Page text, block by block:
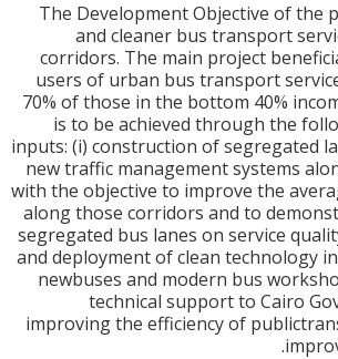
The Development Objective
and cleaner bus
corridors. The main project
users of urban bus
70% of those in the bottom
is to be achieved through
inputs: (i) construction of
new traffic management
with the objective to improve
along those corridors and to
segregated bus lanes on
and deployment of clean
newbuses and modern bus
technical support to
improving the efficiency of